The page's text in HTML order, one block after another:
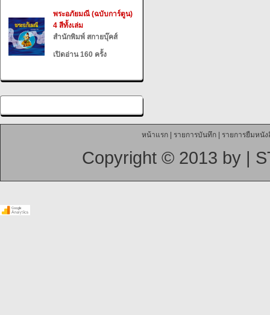
พระอภัยมณี (ฉบับการ์ตูน)
4 สีทั้งเล่ม
สำนักพิมพ์ สกายบุ๊คส์
เปิดอ่าน 160 ครั้ง
หน้าแรก| รายการบันทึก| รายการยืมหนัง
Copyright © 2013 by |